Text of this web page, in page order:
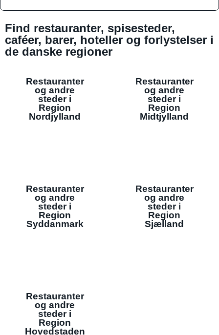
Find restauranter, spisesteder,
caféer, barer, hoteller og forlystelser i
de danske regioner
Restauranter
og andre
steder i
Region
Nordjylland
Restauranter
og andre
steder i
Region
Midtjylland
Restauranter
og andre
steder i
Region
Syddanmark
Restauranter
og andre
steder i
Region
Sjælland
Restauranter
og andre
steder i
Region
Hovedstaden